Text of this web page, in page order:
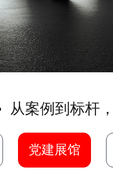
从案例到标杆
党建展馆